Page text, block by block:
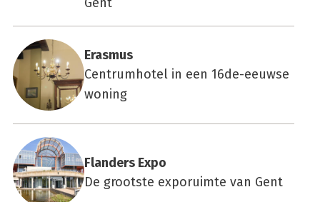
Eras­mus
Centrumhotel in een 16de-eeuwse
woning
Flan­ders Expo
De grootste exporuimte van Gent